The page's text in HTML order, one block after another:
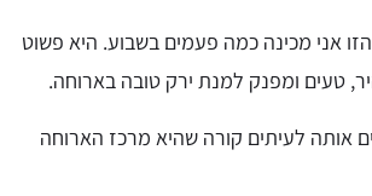
אני מכינה כמה פעמים בשבוע. היא פשוט
טעים ומפנק למנת ירק טובה בארוחה.
אותה לעיתים קורה שהיא מרכז הארוחה